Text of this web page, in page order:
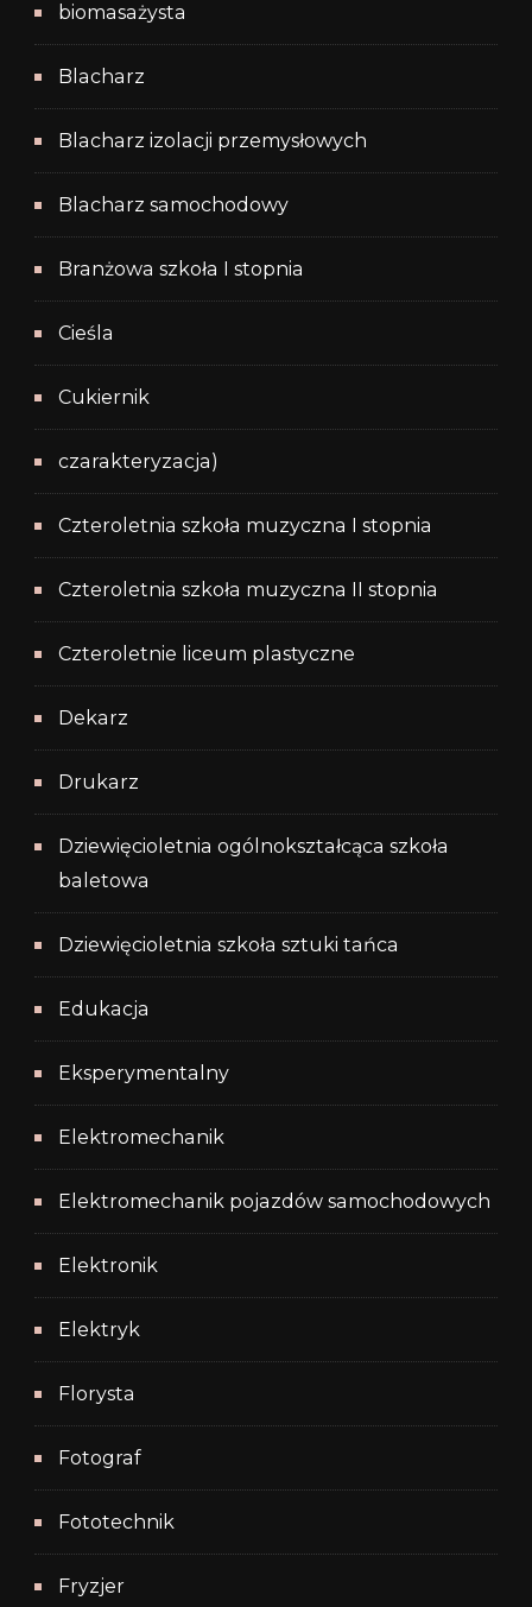
biomasażysta
Blacharz
Blacharz izolacji przemysłowych
Blacharz samochodowy
Branżowa szkoła I stopnia
Cieśla
Cukiernik
czarakteryzacja)
Czteroletnia szkoła muzyczna I stopnia
Czteroletnia szkoła muzyczna II stopnia
Czteroletnie liceum plastyczne
Dekarz
Drukarz
Dziewięcioletnia ogólnokształcąca szkoła
baletowa
Dziewięcioletnia szkoła sztuki tańca
Edukacja
Eksperymentalny
Elektromechanik
Elektromechanik pojazdów samochodowych
Elektronik
Elektryk
Florysta
Fotograf
Fototechnik
Fryzjer